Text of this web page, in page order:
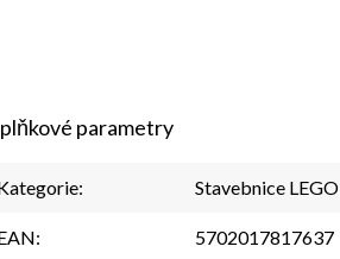
parametry
: Stavebnice LEGO
: 5702017817637